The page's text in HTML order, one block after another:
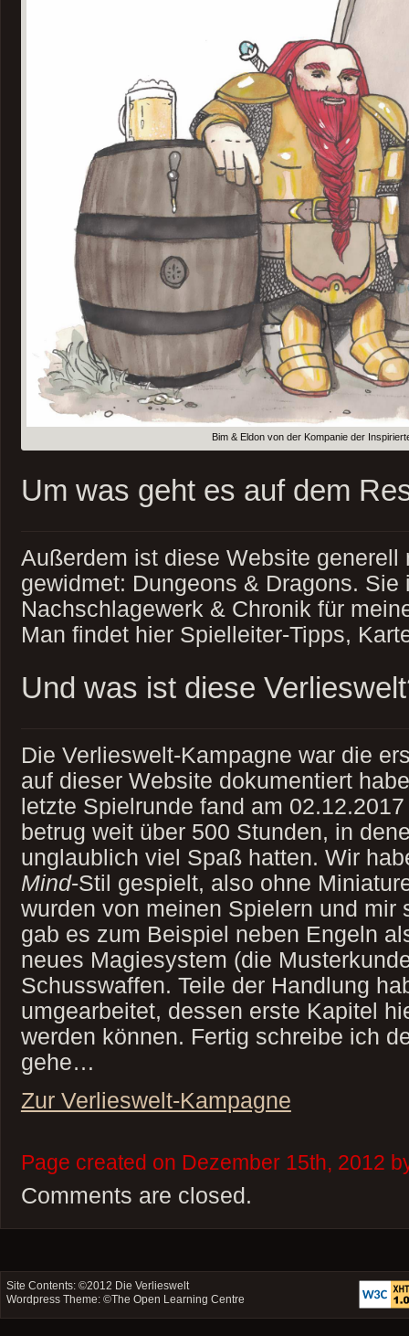
Bim & Eldon von der Kompanie der
Um was geht es auf dem
Außerdem ist diese Website generell
gewidmet: Dungeons & Dragons. Sie
Nachschlagewerk & Chronik für
Man findet hier Spielleiter-Tipps,
Und was ist diese
Die Verlieswelt-Kampagne war die
auf dieser Website dokumentiert
letzte Spielrunde fand am
betrug weit über 500 Stunden, in
unglaublich viel Spaß hatten. Wir
Mind-Stil gespielt, also ohne
wurden von meinen Spielern und mir
gab es zum Beispiel neben Engeln
neues Magiesystem (die
Schusswaffen. Teile der Handlung
umgearbeitet, dessen erste Kapitel
werden können. Fertig schreibe ich
gehe…
Zur Verlieswelt-Kampagne
Page created on Dezember 15th, 2012
Comments are closed.
Site Contents: ©2012 Die Verlieswelt
Wordpress Theme: ©The Open Learning Centre